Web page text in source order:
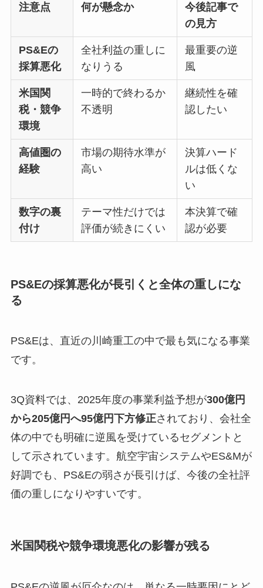
注意点 何が懸念か
今後記事で
の見方
PS&Eの
採算悪化
全社利益の重しに
なりうる
最重要の逆
風
米国関
税・競争
環境
一時的で終わるか
不透明
継続性を確
認したい
高値圏の
経験
市場の期待水準が
高い
決算ハード
ルは低くな
い
数字の裏
付け
テーマ性だけでは
評価が続きにくい
本決算で確
認が必要
PS&Eの採算悪化が長引くと全体の重しにな
る
PS&Eは、直近の川崎重工の中で最も気になる事業
です。
3Q資料では、2025年度の事業利益予想が300億円
から205億円へ95億円下方修正されており、会社全
体の中でも明確に逆風を受けているセグメントと
して示されています。航空宇宙システムやES&Mが
好調でも、PS&Eの弱さが長引けば、今後の全社評
価の重しになりやすいです。
米国関税や競争環境悪化の影響が残る